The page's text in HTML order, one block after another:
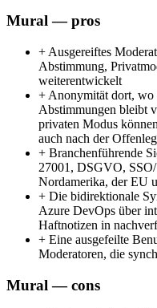
Mural — pros
+ Ausgereiftes
Abstimmung,
weiterentwickelt
+ Anonymität dort, wo
Abstimmungen bleibt
privaten Modus
auch nach der
+ Branchenführende
27001, DSGVO,
Nordamerika, der EU
+ Die bidirektionale
Azure DevOps über
Haftnotizen in
+ Eine ausgefeilte
Moderatoren, die
Mural — cons